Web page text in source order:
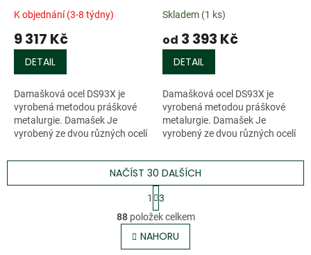
K objednání (3-8 týdny)
9 317 Kč
DETAIL
Damašková ocel DS93X je
vyrobená metodou práškové
metalurgie. Damašek Je
vyrobený ze dvou různých ocelí
tvrdosti(RWL-34 a PMC-27).
Tento damašek má více než...
Skladem (1 ks)
od 3 393 Kč
DETAIL
Damašková ocel DS93X je
vyrobená metodou práškové
metalurgie. Damašek Je
vyrobený ze dvou různých ocelí
tvrdosti(RWL-34 a PMC-27).
Tento damašek má více než...
O
v
l
á
NAČÍST 30 DALŠÍCH
S
t
r
á
n
k
1
3
88položek celkem
NAHORU